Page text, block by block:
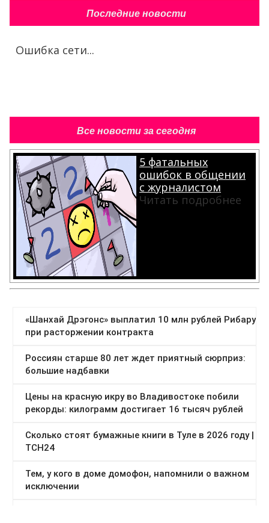
Последние новости
Ошибка сети...
Все новости за сегодня
5 фатальных
ошибок в общении
с журналистом
Читать подробнее